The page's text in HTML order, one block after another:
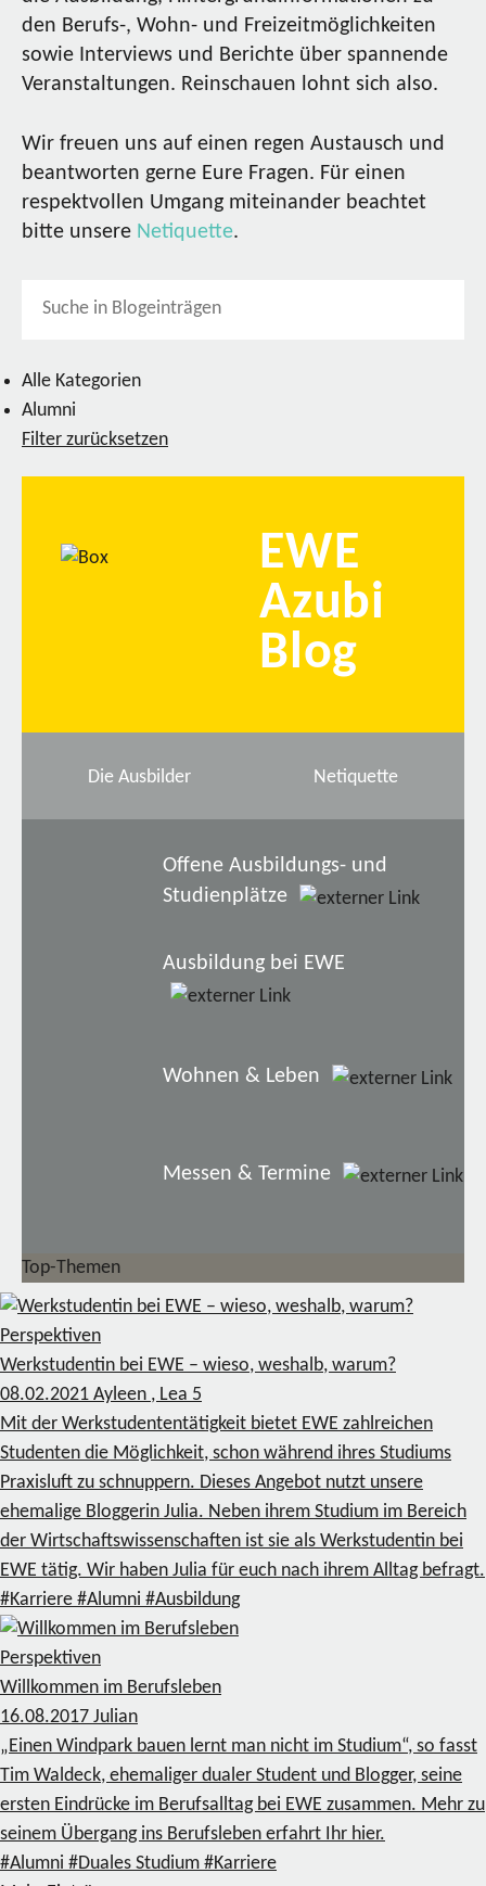
den Berufs-, Wohn- und Freizeitmöglichkeiten
sowie Interviews und Berichte über spannende
Veranstaltungen. Reinschauen lohnt sich also.
Wir freuen uns auf einen regen Austausch und
beantworten gerne Eure Fragen. Für einen
respektvollen Umgang miteinander beachtet
bitte unsere Netiquette.
Alle Kategorien
Alumni
Filter zurücksetzen
EWE
Azubi
Blog
Die Ausbilder Netiquette
Offene Ausbildungs- und
Studienplätze
Ausbildung bei EWE
Wohnen & Leben
Messen & Termine
Top-Themen
Perspektiven
Werkstudentin bei EWE – wieso, weshalb, warum?
08.02.2021 Ayleen , Lea 5
Mit der Werkstudententätigkeit bietet EWE zahlreichen
Studenten die Möglichkeit, schon während ihres Studiums
Praxisluft zu schnuppern. Dieses Angebot nutzt unsere
ehemalige Bloggerin Julia. Neben ihrem Studium im Bereich
der Wirtschaftswissenschaften ist sie als Werkstudentin bei
EWE tätig. Wir haben Julia für euch nach ihrem Alltag befragt.
#Karriere #Alumni #Ausbildung
Perspektiven
Willkommen im Berufsleben
16.08.2017 Julian
„Einen Windpark bauen lernt man nicht im Studium“, so fasst
Tim Waldeck, ehemaliger dualer Student und Blogger, seine
ersten Eindrücke im Berufsalltag bei EWE zusammen. Mehr zu
seinem Übergang ins Berufsleben erfahrt Ihr hier.
#Alumni #Duales Studium #Karriere